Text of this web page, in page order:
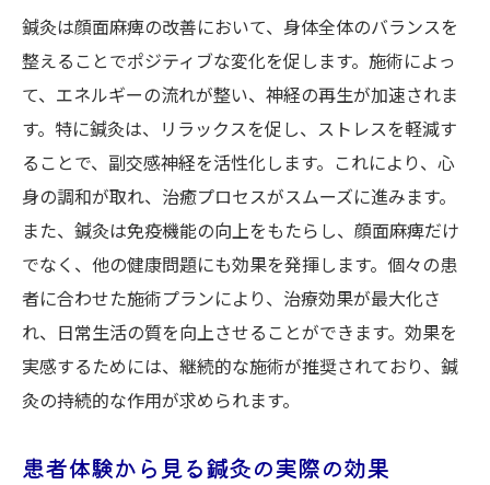
鍼灸は顔面麻痺の改善において、身体全体のバランスを
整えることでポジティブな変化を促します。施術によっ
て、エネルギーの流れが整い、神経の再生が加速されま
す。特に鍼灸は、リラックスを促し、ストレスを軽減す
ることで、副交感神経を活性化します。これにより、心
身の調和が取れ、治癒プロセスがスムーズに進みます。
また、鍼灸は免疫機能の向上をもたらし、顔面麻痺だけ
でなく、他の健康問題にも効果を発揮します。個々の患
者に合わせた施術プランにより、治療効果が最大化さ
れ、日常生活の質を向上させることができます。効果を
実感するためには、継続的な施術が推奨されており、鍼
灸の持続的な作用が求められます。
患者体験から見る鍼灸の実際の効果